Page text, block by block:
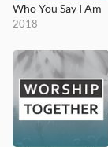
Who You Say I Am
2018